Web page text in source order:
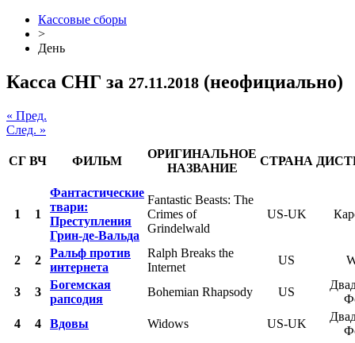
Кассовые сборы
>
День
Касса СНГ за 27.11.2018 (неофициально)
« Пред.
След. »
СГ ВЧ ФИЛЬМ
ОРИГИНАЛЬНОЕ
НАЗВАНИЕ
СТРАНА
1 1
Фантастические
твари:
Преступления
Грин-де-Вальда
Fantastic Beasts: The
Crimes of
Grindelwald
US-UK
2 2
Ральф против
интернета
Ralph Breaks the
Internet
US
3 3
Богемская
рапсодия
Bohemian Rhapsody US
4
4 Вдовы Widows US-UK